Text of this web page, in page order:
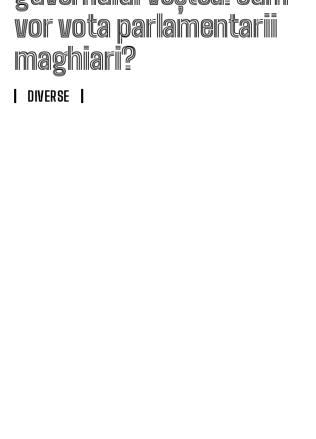
vor vota parlamentarii
maghiari?
DIVERSE